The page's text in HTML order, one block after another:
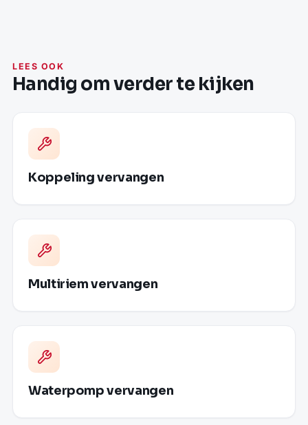
LEES OOK
Handig om verder te kijken
Koppeling vervangen
Multiriem vervangen
Waterpomp vervangen